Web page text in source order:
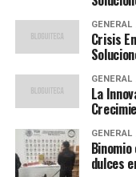
que han destruido
La FAO señala que
conflictos internos
contribuido a la
ejemplo, la crisis
generalizada de
inseguridad y la
de ayuda
GENERAL
Crisis
GENERAL
La
GENERAL
dulces